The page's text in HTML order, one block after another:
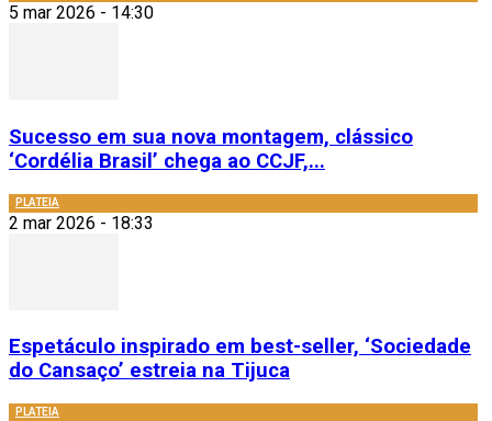
5 mar 2026 - 14:30
Sucesso em sua nova montagem, clássico
‘Cordélia Brasil’ chega ao CCJF,...
PLATEIA
2 mar 2026 - 18:33
Espetáculo inspirado em best-seller, ‘Sociedade
do Cansaço’ estreia na Tijuca
PLATEIA